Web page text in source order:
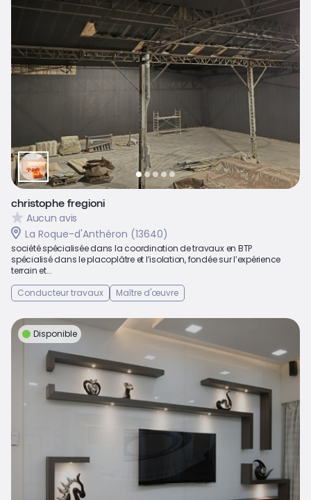
christophe fregioni
Aucun avis
La Roque-d'Anthéron (13640)
société spécialisée dans la coordination de travaux en BTP
spécialisé dans le placoplâtre et l’isolation, fondée sur l’expérience
terrain et...
Conducteur travaux
Maître d'œuvre
Disponible